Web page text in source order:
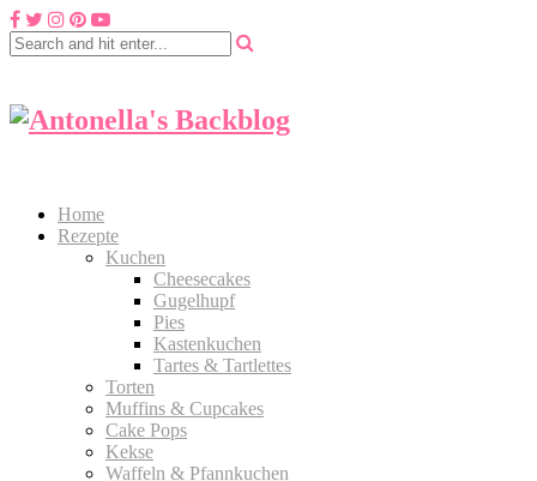
Home
Rezepte
Kuchen
Cheesecakes
Gugelhupf
Pies
Kastenkuchen
Tartes & Tartlettes
Torten
Muffins & Cupcakes
Cake Pops
Kekse
Waffeln & Pfannkuchen